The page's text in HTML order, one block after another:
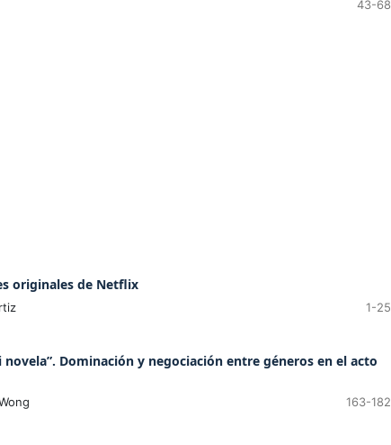
43-68
originales de Netflix
1-25
novela”. Dominación y negociación entre géneros en el acto
163-182